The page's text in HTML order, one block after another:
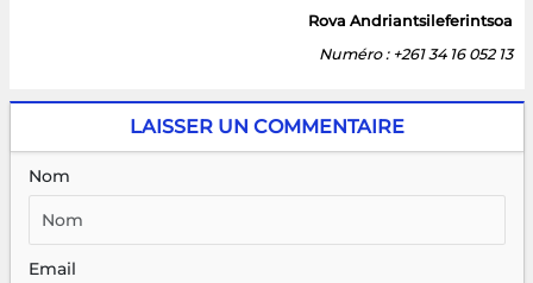
Rova Andriantsileferintsoa
Numéro : +261 34 16 052 13
LAISSER UN COMMENTAIRE
Nom
Email